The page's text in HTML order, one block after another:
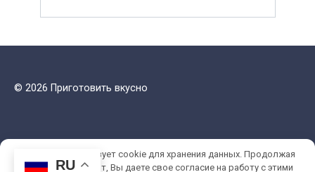
© 2026 Приготовить вкусно
RU
Этот сайт использует cookie для хранения данных. Продолжая
использовать сайт, Вы даете свое согласие на работу с этими